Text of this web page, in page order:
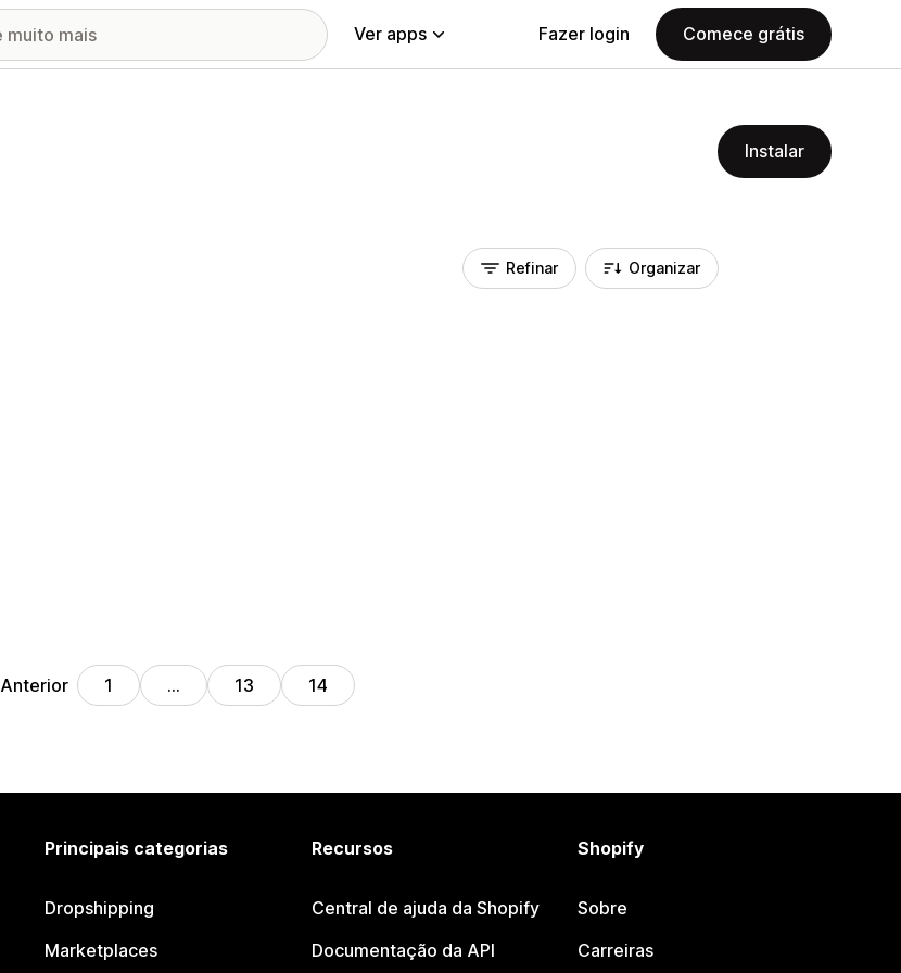
Ver apps Fazer login Comece grátis
Instalar
Refinar Organizar
Anterior 1 … 13 14
Principais categorias
Dropshipping
Marketplaces
Recursos
Central de ajuda da Shopify
Documentação da API
Shopify
Sobre
Carreiras